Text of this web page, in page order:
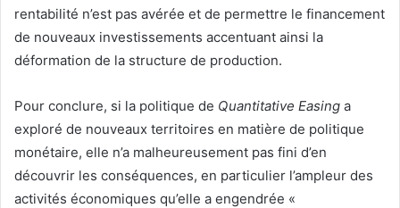
rentabilité n’est pas avérée et de permettre le financement
de nouveaux investissements accentuant ainsi la
déformation de la structure de production.
Pour conclure, si la politique de Quantitative Easing a
exploré de nouveaux territoires en matière de politique
monétaire, elle n’a malheureusement pas fini d’en
découvrir les conséquences, en particulier l’ampleur des
activités économiques qu’elle a engendrée «